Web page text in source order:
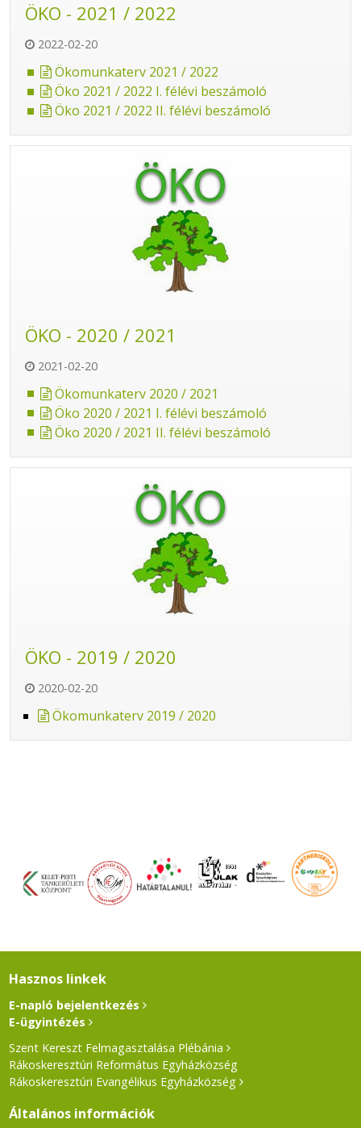
ÖKO - 2021 / 2022
2022-02-20
Ökomunkaterv 2021 / 2022
Öko 2021 / 2022 I. félévi beszámoló
Öko 2021 / 2022 II. félévi beszámoló
ÖKO - 2020 / 2021
2021-02-20
Ökomunkaterv 2020 / 2021
Öko 2020 / 2021 I. félévi beszámoló
Öko 2020 / 2021 II. félévi beszámoló
ÖKO - 2019 / 2020
2020-02-20
Ökomunkaterv 2019 / 2020
Hasznos linkek
E-napló bejelentkezés
E-ügyintézés
Szent Kereszt Felmagasztalása Plébánia
Rákoskeresztúri Református Egyházközség
Rákoskeresztúri Evangélikus Egyházközség
Általános információk